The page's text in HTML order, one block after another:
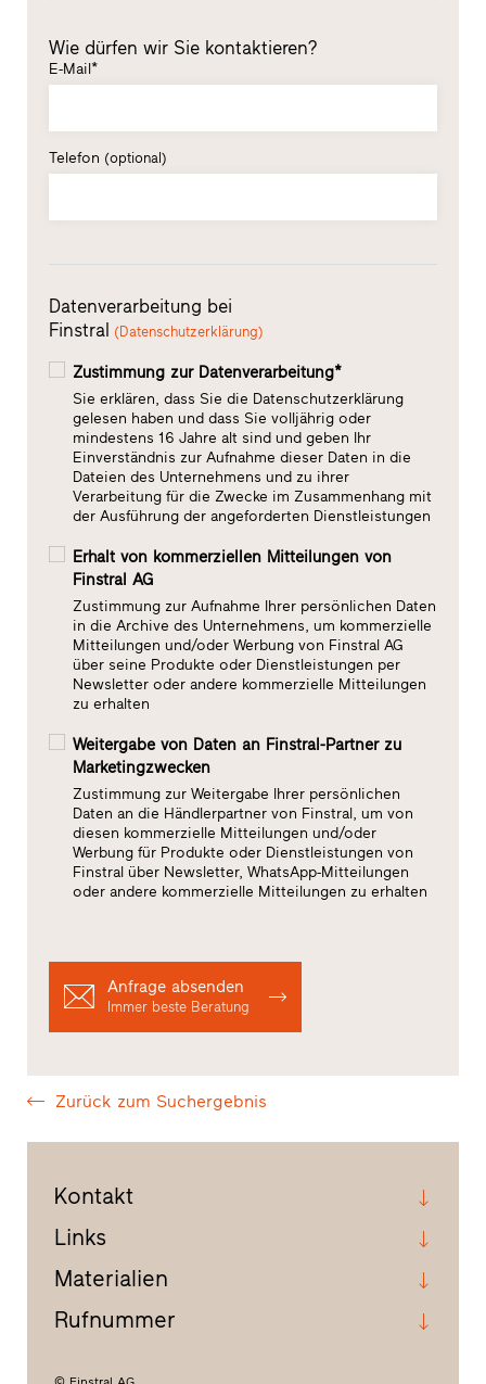
Wie dürfen wir Sie kontaktieren?
E-Mail*
Telefon (optional)
Datenverarbeitung bei
Finstral (Datenschutzerklärung)
Zustimmung zur Datenverarbeitung*
Sie erklären, dass Sie die Datenschutzerklärung
gelesen haben und dass Sie volljährig oder
mindestens 16 Jahre alt sind und geben Ihr
Einverständnis zur Aufnahme dieser Daten in die
Dateien des Unternehmens und zu ihrer
Verarbeitung für die Zwecke im Zusammenhang mit
der Ausführung der angeforderten Dienstleistungen
Erhalt von kommerziellen Mitteilungen von
Finstral AG
Zustimmung zur Aufnahme Ihrer persönlichen Daten
in die Archive des Unternehmens, um kommerzielle
Mitteilungen und/oder Werbung von Finstral AG
über seine Produkte oder Dienstleistungen per
Newsletter oder andere kommerzielle Mitteilungen
zu erhalten
Weitergabe von Daten an Finstral-Partner zu
Marketingzwecken
Zustimmung zur Weitergabe Ihrer persönlichen
Daten an die Händlerpartner von Finstral, um von
diesen kommerzielle Mitteilungen und/oder
Werbung für Produkte oder Dienstleistungen von
Finstral über Newsletter, WhatsApp-Mitteilungen
oder andere kommerzielle Mitteilungen zu erhalten
Anfrage absenden
Immer beste Beratung
Zurück zum Suchergebnis
Kontakt
Links
Materialien
Rufnummer